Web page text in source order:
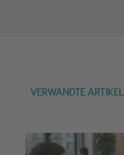
VERWANDTE ARTIKEL